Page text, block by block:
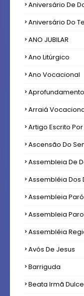
Aniversário De
Aniversário Do
ANO JUBILAR
Ano Litúrgico
Ano Vocacional
Aprofundamento
Arraiá
Artigo Escrito
Ascensão Do
Assembleia De
Assembléia Dos
Assembleia
Assembleia
Assembléia
Avós De Jesus
Barriguda
Beata Irmã Dulce